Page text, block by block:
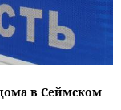
в Сеймском